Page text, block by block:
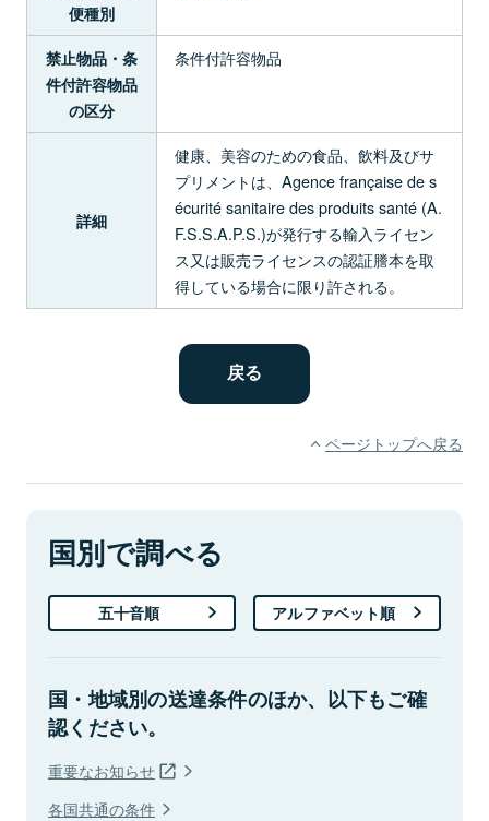
便種別
禁止物品・条
件付許容物品
の区分
条件付許容物品
詳細
健康、美容のための食品、飲料及びサ
プリメントは、Agence française de s
écurité sanitaire des produits santé (A.
F.S.S.A.P.S.)が発行する輸入ライセン
ス又は販売ライセンスの認証謄本を取
得している場合に限り許される。
ページトップへ戻る
国別で調べる
五十音順 アルファベット順
国・地域別の送達条件のほか、以下もご確
認ください。
重要なお知らせ
各国共通の条件